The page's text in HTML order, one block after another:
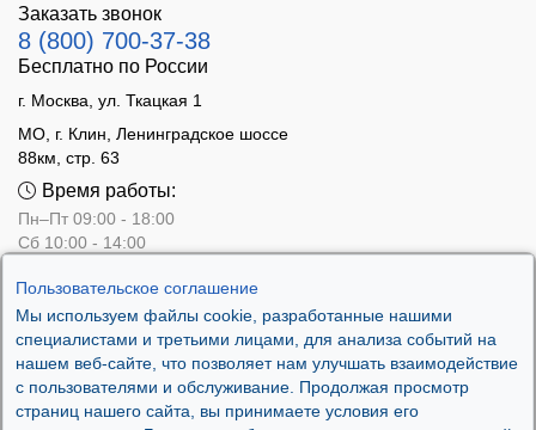
Пользовательское соглашение
Мы используем файлы cookie, разработанные нашими
специалистами и третьими лицами, для анализа событий на
нашем веб-сайте, что позволяет нам улучшать взаимодействие
с пользователями и обслуживание. Продолжая просмотр
страниц нашего сайта, вы принимаете условия его
Заказать звонок
8 (800) 700-37-38
Бесплатно по России
г. Москва, ул. Ткацкая 1
МО, г. Клин, Ленинградское шоссе
88км, стр. 63
Время работы:
Пн–Пт 09:00 - 18:00
Сб 10:00 - 14:00